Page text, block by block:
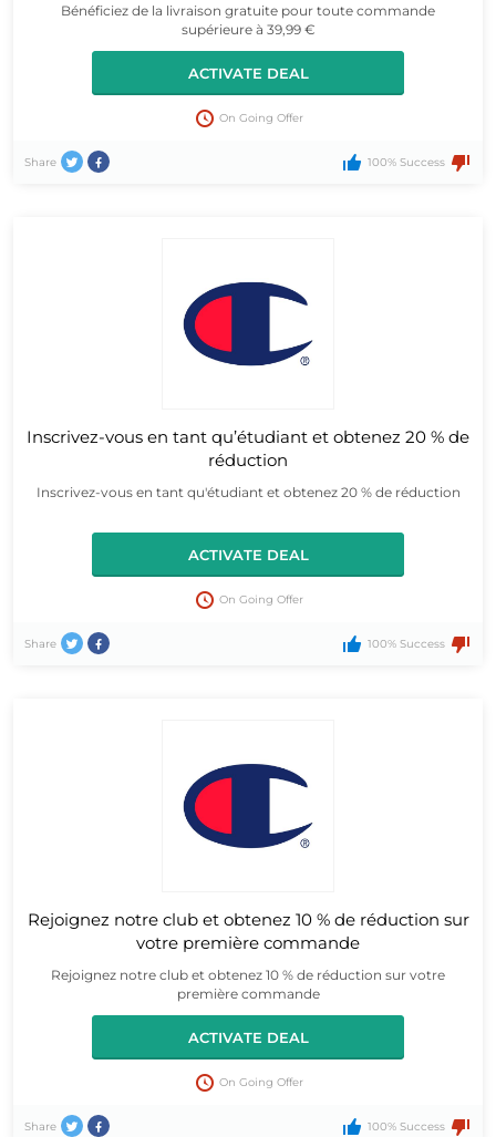
Bénéficiez de la livraison gratuite pour toute commande
supérieure à 39,99 €
ACTIVATE DEAL
On Going Offer
Share 100% Success
Inscrivez-vous en tant qu’étudiant et obtenez 20 % de
réduction
Inscrivez-vous en tant qu'étudiant et obtenez 20 % de réduction
ACTIVATE DEAL
On Going Offer
Share 100% Success
Rejoignez notre club et obtenez 10 % de réduction sur
votre première commande
Rejoignez notre club et obtenez 10 % de réduction sur votre
première commande
ACTIVATE DEAL
On Going Offer
Share 100% Success